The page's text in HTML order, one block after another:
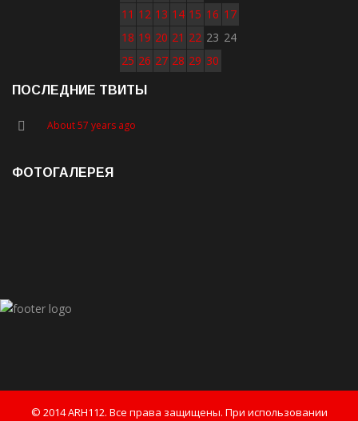
11 12 13 14 15 16 17
18 19 20 21 22 23 24
25 26 27 28 29 30
ПОСЛЕДНИЕ ТВИТЫ
About 57 years ago
ФОТОГАЛЕРЕЯ
© 2014 ARH112. Все права защищены. При использовании